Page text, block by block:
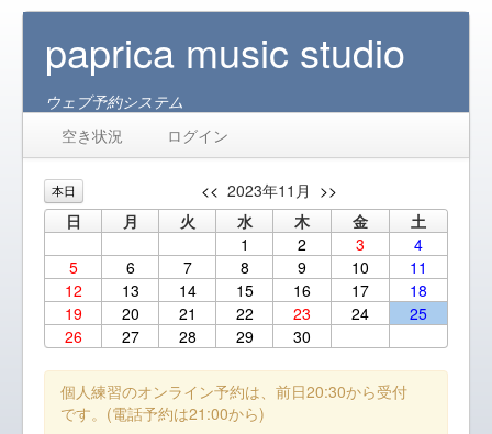
paprica music studio
ウェブ予約システム
空き状況
ログイン
本日 << 2023年11月 >>
日
月 火 水 木 金
土
1
2 3
4
5
6 7 8 9 10
11
12
13 14 15 16 17
18
19
20 21 22 23 24
25
26
27 28 29 30
個人練習のオンライン予約は、前日20:30から受付
です。(電話予約は21:00から)